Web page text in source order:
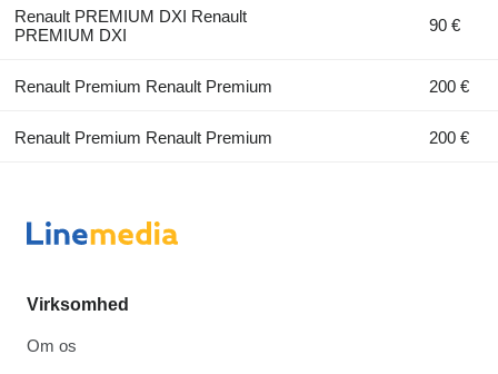
Renault PREMIUM DXI Renault
PREMIUM DXI
90 €
Renault Premium Renault Premium 200 €
Renault Premium Renault Premium 200 €
Virksomhed
Om os